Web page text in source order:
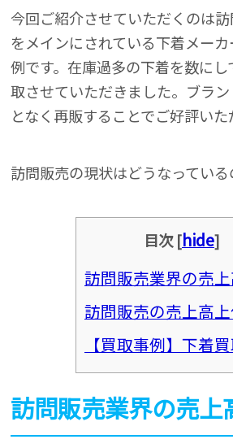
今回ご紹介させていただくのは
をメインにされている下着メー
例です。在庫過多の下着を数に
取させていただきました。ブラ
となく再販することでご好評いた
訪問販売の現状はどうなっている
目次 [hide]
訪問販売業界の売
訪問販売の売上高
【買取事例】下着
訪問販売業界の売上